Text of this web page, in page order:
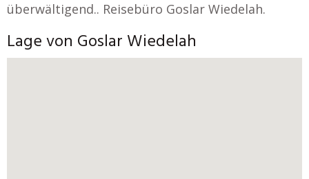
überwältigend.. Reisebüro Goslar Wiedelah.
Lage von Goslar Wiedelah